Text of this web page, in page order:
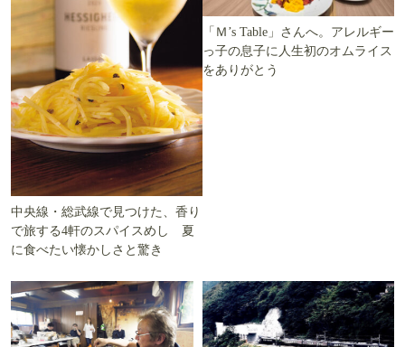
中央線・総武線で見つけた、香り
で旅する4軒のスパイスめし 夏
に食べたい懐かしさと驚き
「Ｍ’s Table」さんへ。アレルギー
っ子の息子に人生初のオムライス
をありがとう